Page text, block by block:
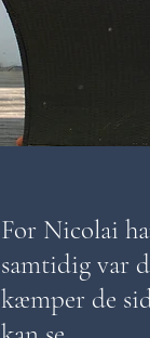
For Nicolai
samtidig var
kæmper de